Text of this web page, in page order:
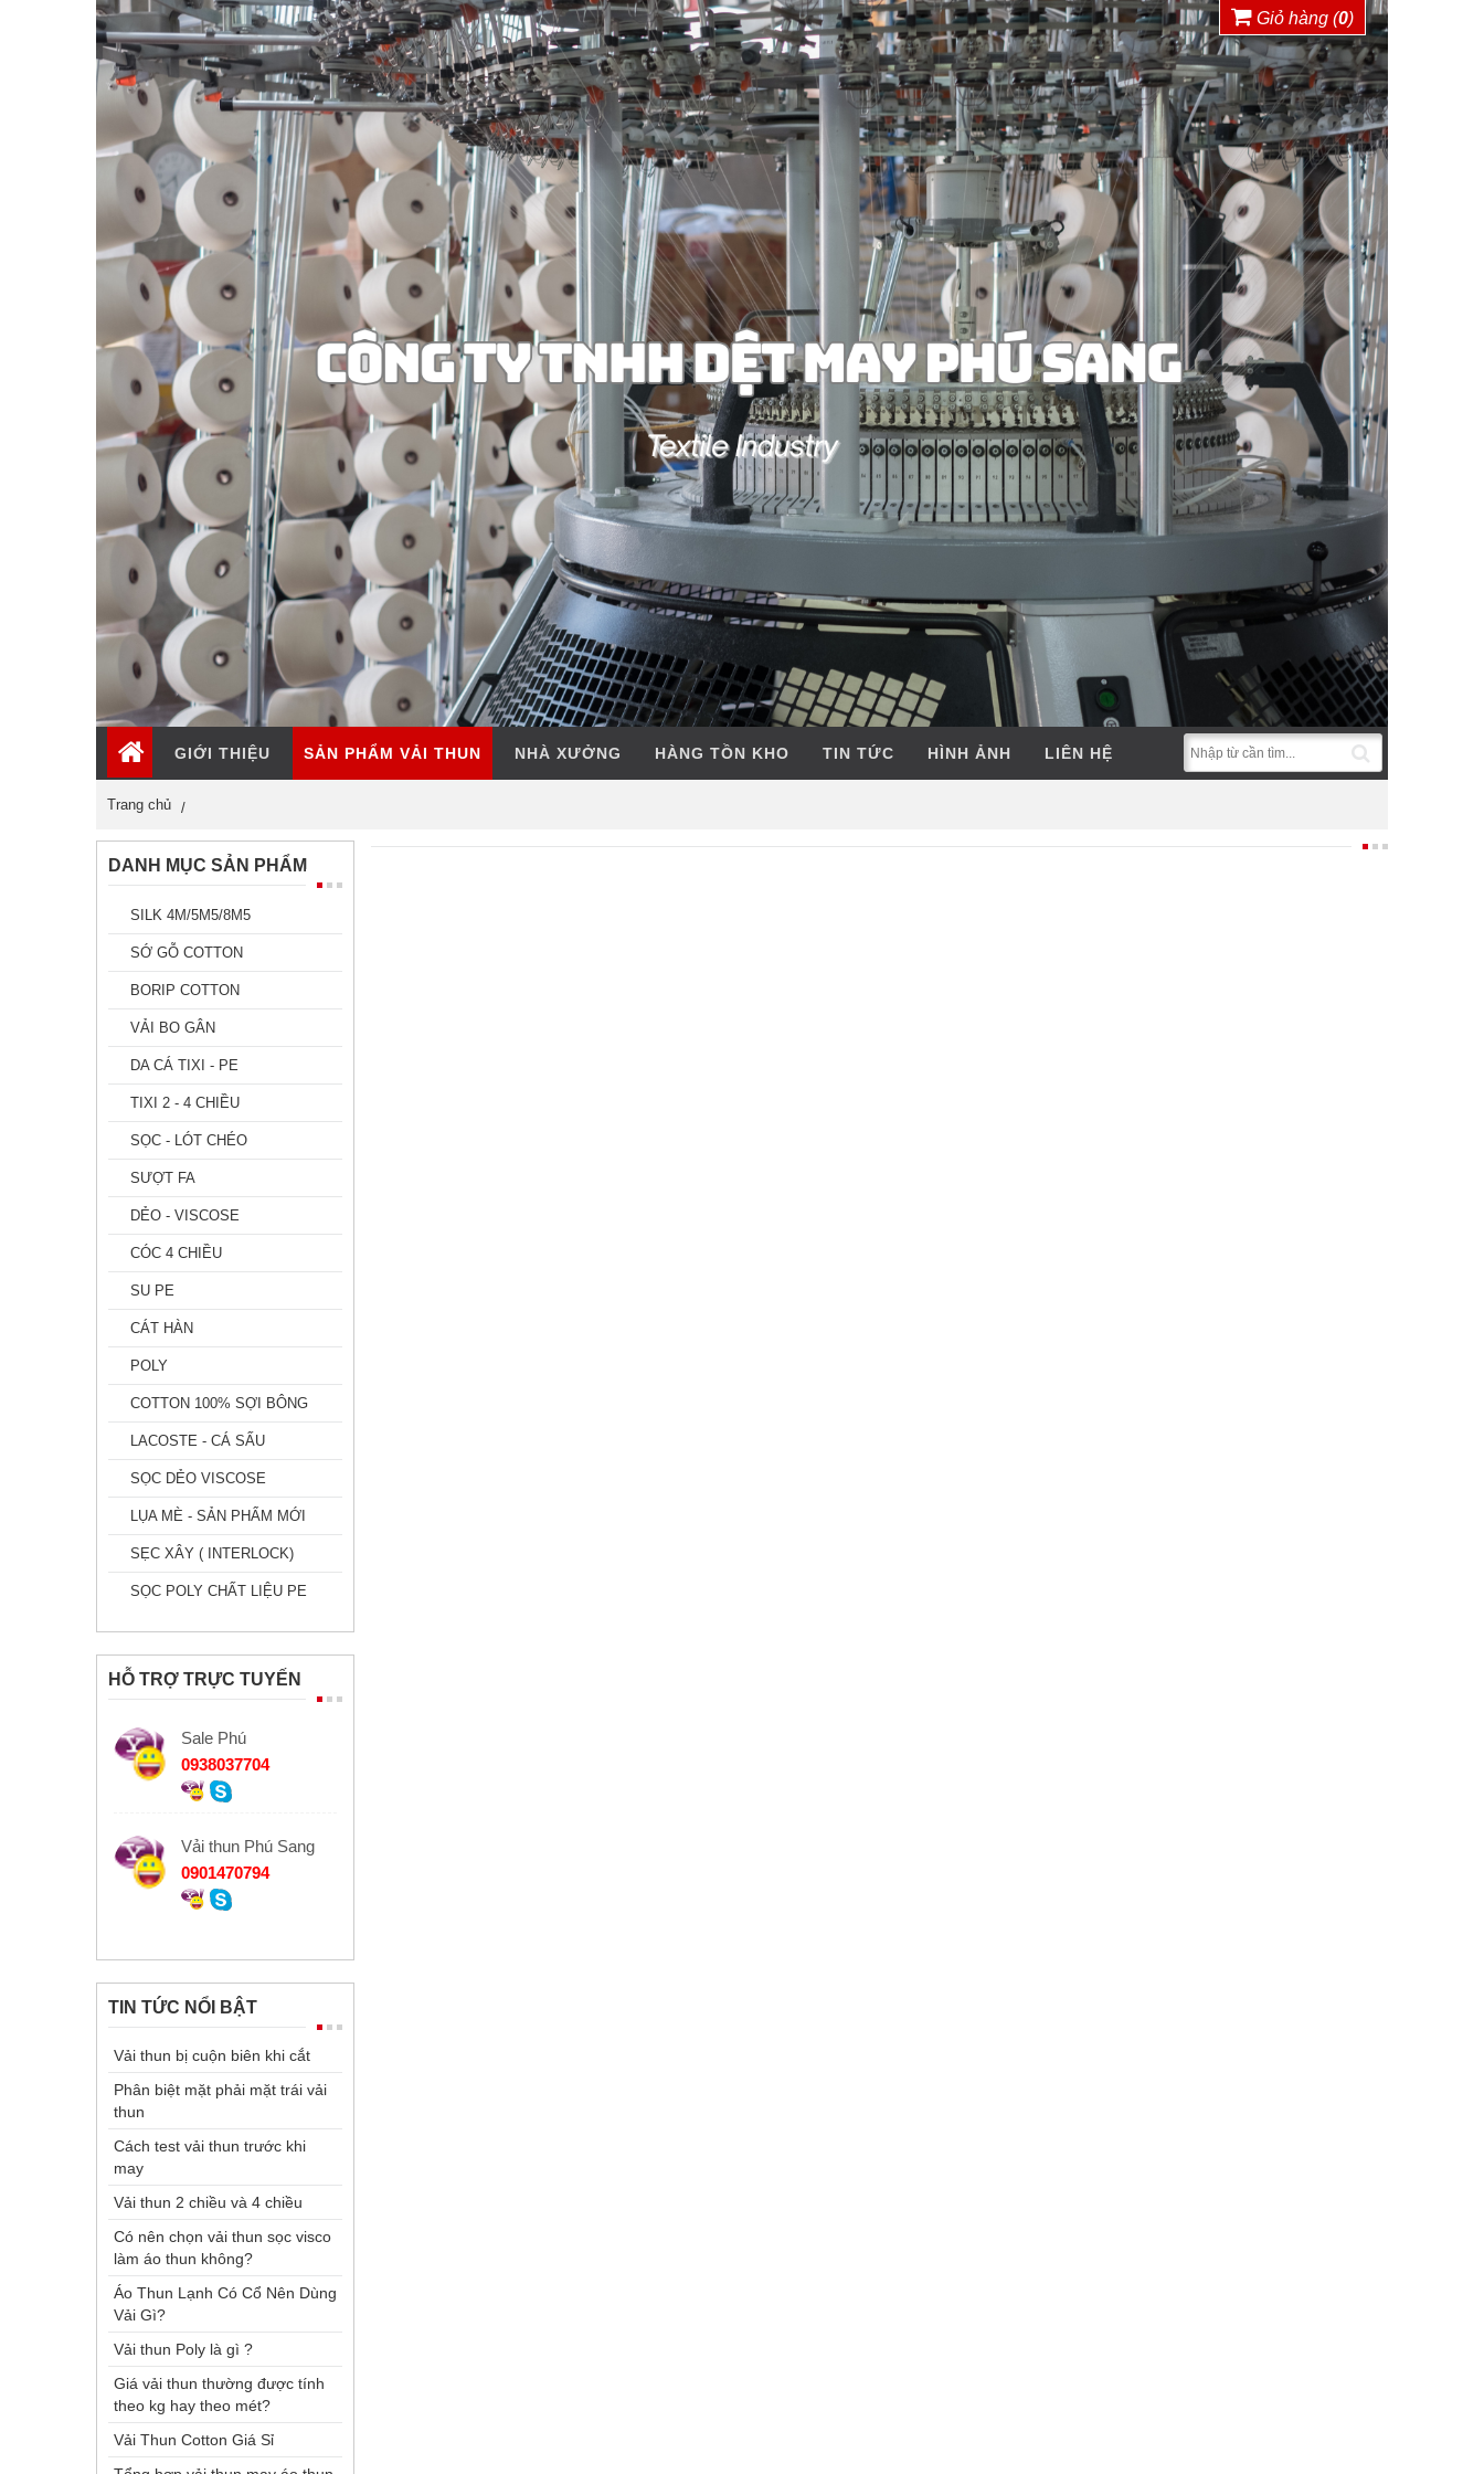
Giỏ hàng (0)
GIỚI THIỆU SẢN PHẨM VẢI THUN NHÀ XƯỞNG HÀNG TỒN KHO TIN TỨC HÌNH ẢNH LIÊN HỆ
Trang chủ
DANH MỤC SẢN PHẨM
SILK 4M/5M5/8M5
SỚ GỖ COTTON
BORIP COTTON
VẢI BO GÂN
DA CÁ TIXI - PE
TIXI 2 - 4 CHIỀU
SỌC - LÓT CHÉO
SƯỢT FA
DẺO - VISCOSE
CÓC 4 CHIỀU
SU PE
CÁT HÀN
POLY
COTTON 100% SỢI BÔNG
LACOSTE - CÁ SẤU
SỌC DẺO VISCOSE
LỤA MÈ - SẢN PHẨM MỚI
SẸC XÂY ( INTERLOCK)
SỌC POLY CHẤT LIỆU PE
HỖ TRỢ TRỰC TUYẾN
Sale Phú
0938037704
Vải thun Phú Sang
0901470794
TIN TỨC NỔI BẬT
Vải thun bị cuộn biên khi cắt
Phân biệt mặt phải mặt trái vải
thun
Cách test vải thun trước khi
may
Vải thun 2 chiều và 4 chiều
Có nên chọn vải thun sọc visco
làm áo thun không?
Áo Thun Lạnh Có Cổ Nên Dùng
Vải Gì?
Vải thun Poly là gì ?
Giá vải thun thường được tính
theo kg hay theo mét?
Vải Thun Cotton Giá Sỉ